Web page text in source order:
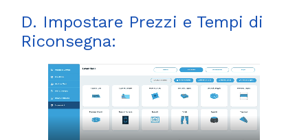
D. Impostare Prezzi e Tempi di
Riconsegna: